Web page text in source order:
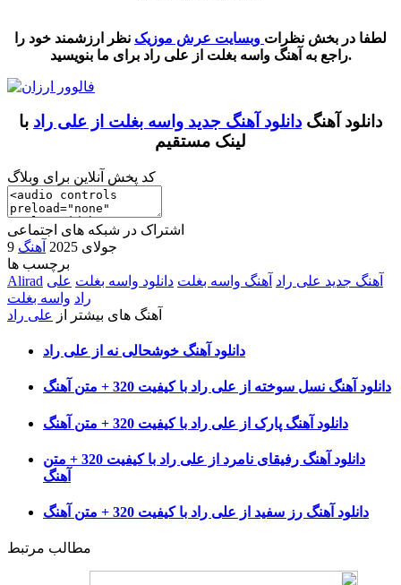
لطفا در بخش نظرات وبسایت عرش موزیک نظر ارزشمند خود را
راجع به آهنگ واسه بغلت از علی راد برای ما بنویسید.
دانلود آهنگ دانلود آهنگ جدید واسه بغلت از علی راد با
لینک مستقیم
کد پخش آنلاین برای وبلاگ
اشتراک در شبکه های اجتماعی
9 جولای 2025
آهنگ
برچسب ها
Alirad
آهنگ جدید علی راد آهنگ واسه بغلت دانلود واسه بغلت علی
راد واسه بغلت
آهنگ های بیشتر از علی راد
دانلود آهنگ خوشحالی نه از علی راد
دانلود آهنگ نسل سوخته از علی راد با کیفیت 320 + متن آهنگ
دانلود آهنگ پارک از علی راد با کیفیت 320 + متن آهنگ
دانلود آهنگ رفیقای نامرد از علی راد با کیفیت 320 + متن
آهنگ
دانلود آهنگ رز سفید از علی راد با کیفیت 320 + متن آهنگ
مطالب مرتبط